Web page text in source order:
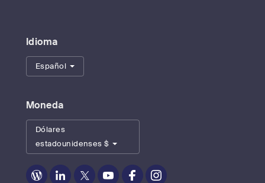
Idioma
Español
Moneda
Dólares
estadounidenses $
Zoom
Zoom
Zoom
Zoom
Zoom
Zoom